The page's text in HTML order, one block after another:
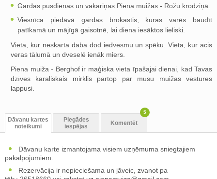
Gardas pusdienas un vakariņas Piena muižas - Rožu krodziņā.
Viesnīca piedāvā gardas brokastis, kuras varēs baudīt
patīkamā un mājīgā gaisotnē, lai diena iesāktos lieliski.
Vieta, kur neskarta daba dod iedvesmu un spēku. Vieta, kur acis
veras tālumā un dveselē ienāk miers.
Piena muiža - Berghof ir maģiska vieta īpašajai dienai, kad Tavas
dzīves karaliskais mirklis pārtop par mūsu muižas vēstures
lappusi.
Dāvanu kartes
noteikumi
Piegādes
iespējas
Komentēt
5
Dāvanu karte izmantojama visiem uzņēmuma sniegtajiem
pakalpojumiem.
Rezervācija ir nepieciešama un jāveic, zvanot pa